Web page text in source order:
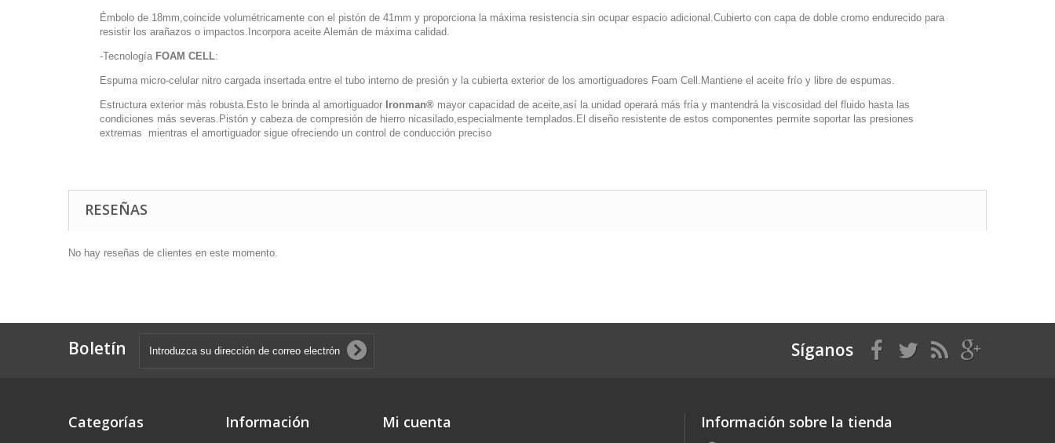
Émbolo de 18mm,coincide volumétricamente con el pistón de 41mm y proporciona la máxima resistencia sin ocupar espacio adicional.Cubierto con capa de doble cromo endurecido para
resistir los arañazos o impactos.Incorpora aceite Alemán de máxima calidad.
-Tecnología FOAM CELL:
Espuma micro-celular nitro cargada insertada entre el tubo interno de presión y la cubierta exterior de los amortiguadores Foam Cell.Mantiene el aceite frío y libre de espumas.
Estructura exterior más robusta.Esto le brinda al amortiguador Ironman® mayor capacidad de aceite,así la unidad operará más fría y mantendrá la viscosidad del fluido hasta las
condiciones más severas.Pistón y cabeza de compresión de hierro nicasilado,especialmente templados.El diseño resistente de estos componentes permite soportar las presiones
extremas mientras el amortiguador sigue ofreciendo un control de conducción preciso
RESEÑAS
No hay reseñas de clientes en este momento.
Boletín Síganos
Categorías Información Mi cuenta Información sobre la tienda